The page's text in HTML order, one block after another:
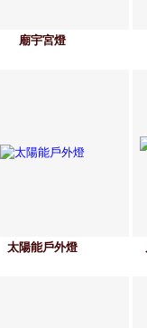
廟宇宮燈
太陽能戶外燈